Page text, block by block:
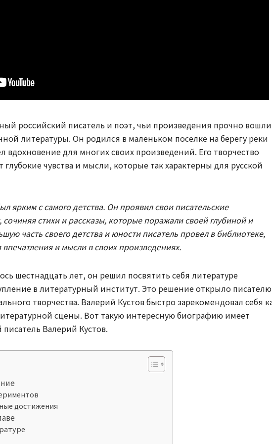
российский писатель и поэт, чьи произведения прочно
литературы. Он родился в маленьком поселке на берегу реки
вдохновение для многих своих произведений. Его творчество
чувства и мысли, которые так характерны для русской
ярким с самого детства. Он проявил свои писательские
сочиняя стихи и рассказы, которые поражали своей глубиной и
часть своего детства и юности писатель провел в библиотеке,
и мысли в своих произведениях.
шестнадцать лет, он решил посвятить себя литературе
в литературный институт. Это решение открыло писателю
творчества. Валерий Кустов быстро зарекомендовал себя
сцены. Вот такую интересную биографию имеет
Валерий Кустов.
достижения